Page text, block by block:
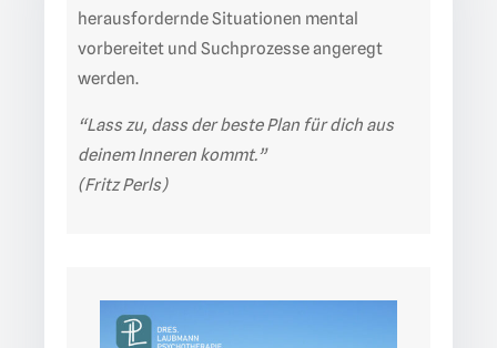
herausfordernde Situationen mental
vorbereitet und Suchprozesse angeregt
werden.
“Lass zu, dass der beste Plan für dich aus
deinem Inneren kommt.”
(Fritz Perls)